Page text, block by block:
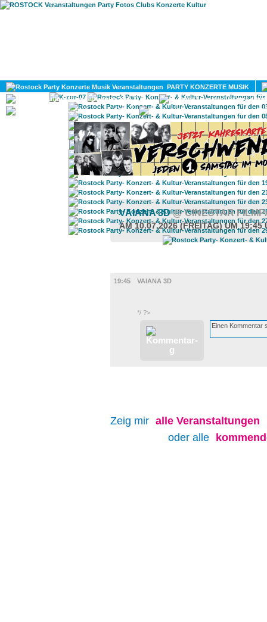
PARTY KONZERTE MUSIK
KULTUR
GAY
VAIANA 3D@ CINESTAR
AM 10.07.2026 (FREITAG) UM 19:45
19:45
VAIANA 3D
*/ ?>
Zeig mir alle Veranstaltungen
oder alle